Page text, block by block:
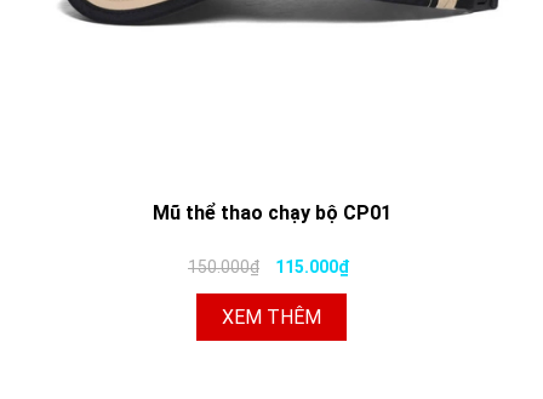
Mũ thể thao chạy bộ CP01
150.000₫ 115.000₫
XEM THÊM